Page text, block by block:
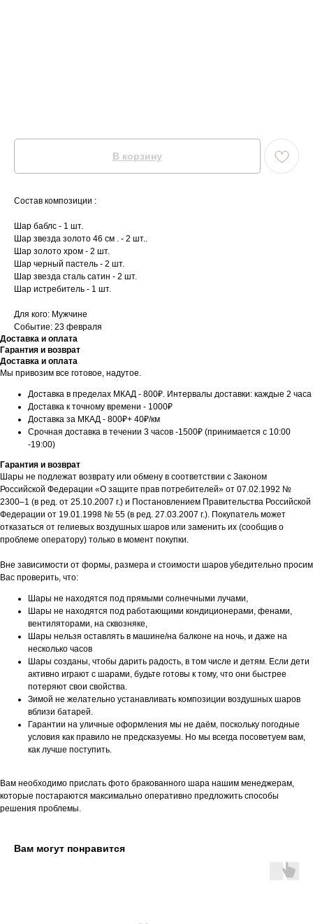
В корзину
Состав композиции :
Шар баблс - 1 шт.
Шар звезда золото 46 см . - 2 шт..
Шар золото хром - 2 шт.
Шар черный пастель - 2 шт.
Шар звезда сталь сатин - 2 шт.
Шар истребитель - 1 шт.
Для кого: Мужчине
Событие: 23 февраля
Доставка и оплата
Гарантия и возврат
Доставка и оплата
Мы привозим все готовое, надутое.
Доставка в пределах МКАД - 800₽. Интервалы доставки: каждые 2 часа
Доставка к точному времени - 1000₽
Доставка за МКАД - 800₽+ 40₽/км
Срочная доставка в течении 3 часов -1500₽ (принимается с 10:00
-19:00)
Гарантия и возврат
Шары не подлежат возврату или обмену в соответствии с Законом
Российской Федерации «О защите прав потребителей» от 07.02.1992 №
2300–1 (в ред. от 25.10.2007 г.) и Постановлением Правительства Российской
Федерации от 19.01.1998 № 55 (в ред. 27.03.2007 г.). Покупатель может
отказаться от гелиевых воздушных шаров или заменить их (сообщив о
проблеме оператору) только в момент покупки.
Вне зависимости от формы, размера и стоимости шаров убедительно просим
Вас проверить, что:
Шары не находятся под прямыми солнечными лучами,
Шары не находятся под работающими кондиционерами, фенами,
вентиляторами, на сквозняке,
Шары нельзя оставлять в машине/на балконе на ночь, и даже на
несколько часов
Шары созданы, чтобы дарить радость, в том числе и детям. Если дети
активно играют с шарами, будьте готовы к тому, что они быстрее
потеряют свои свойства.
Зимой не желательно устанавливать композиции воздушных шаров
вблизи батарей.
Гарантии на уличные оформления мы не даём, поскольку погодные
условия как правило не предсказуемы. Но мы всегда посоветуем вам,
как лучше поступить.
Вам необходимо прислать фото бракованного шара нашим менеджерам,
которые постараются максимально оперативно предложить способы
решения проблемы.
Вам могут понравится